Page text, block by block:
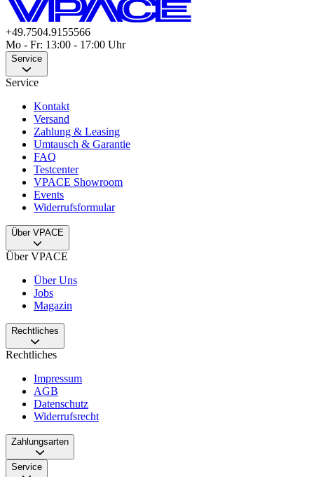
+49.7504.9155566
Mo - Fr: 13:00 - 17:00 Uhr
Service
Service
Kontakt
Versand
Zahlung & Leasing
Umtausch & Garantie
FAQ
Testcenter
VPACE Showroom
Events
Widerrufsformular
Über VPACE
Über VPACE
Über Uns
Jobs
Magazin
Rechtliches
Rechtliches
Impressum
AGB
Datenschutz
Widerrufsrecht
Zahlungsarten
Service